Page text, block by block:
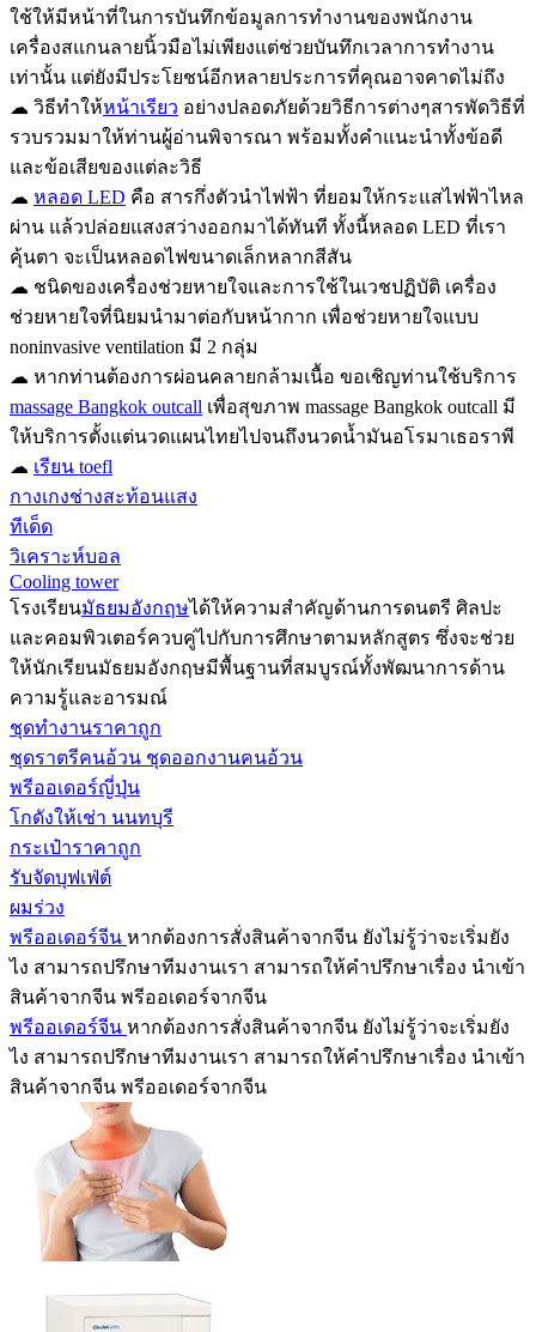
ใช้ให้มีหน้าที่ในการบันทึกข้อมูลการทำงานของพนักงาน
เครื่องสแกนลายนิ้วมือไม่เพียงแต่ช่วยบันทึกเวลาการทำงาน
เท่านั้น แต่ยังมีประโยชน์อีกหลายประการที่คุณอาจคาดไม่ถึง
☁ วิธีทำให้หน้าเรียว อย่างปลอดภัยด้วยวิธีการต่างๆสารพัดวิธีที่
รวบรวมมาให้ท่านผู้อ่านพิจารณา พร้อมทั้งคำแนะนำทั้งข้อดี
และข้อเสียของแต่ละวิธี
☁ หลอด LED คือ สารกึ่งตัวนำไฟฟ้า ที่ยอมให้กระแสไฟฟ้าไหล
ผ่าน แล้วปล่อยแสงสว่างออกมาได้ทันที ทั้งนี้หลอด LED ที่เรา
คุ้นตา จะเป็นหลอดไฟขนาดเล็กหลากสีสัน
☁ ชนิดของเครื่องช่วยหายใจและการใช้ในเวชปฏิบัติ เครื่อง
ช่วยหายใจที่นิยมนำมาต่อกับหน้ากาก เพื่อช่วยหายใจแบบ
noninvasive ventilation มี 2 กลุ่ม
☁ หากท่านต้องการผ่อนคลายกล้ามเนื้อ ขอเชิญท่านใช้บริการ
massage Bangkok outcall เพื่อสุขภาพ massage Bangkok outcall มี
ให้บริการตั้งแต่นวดแผนไทยไปจนถึงนวดน้ำมันอโรมาเธอราพี
☁ เรียน toefl
กางเกงช่างสะท้อนแสง
ทีเด็ด
วิเคราะห์บอล
Cooling tower
โรงเรียนมัธยมอังกฤษได้ให้ความสำคัญด้านการดนตรี ศิลปะ
และคอมพิวเตอร์ควบคู่ไปกับการศึกษาตามหลักสูตร ซึ่งจะช่วย
ให้นักเรียนมัธยมอังกฤษมีพื้นฐานที่สมบูรณ์ทั้งพัฒนาการด้าน
ความรู้และอารมณ์
ชุดทำงานราคาถูก
ชุดราตรีคนอ้วน ชุดออกงานคนอ้วน
พรีออเดอร์ญี่ปุ่น
โกดังให้เช่า นนทบุรี
กระเป๋าราคาถูก
รับจัดบุฟเฟ่ต์
ผมร่วง
พรีออเดอร์จีน หากต้องการสั่งสินค้าจากจีน ยังไม่รู้ว่าจะเริ่มยัง
ไง สามารถปรึกษาทีมงานเรา สามารถให้คำปรึกษาเรื่อง นำเข้า
สินค้าจากจีน พรีออเดอร์จากจีน
พรีออเดอร์จีน หากต้องการสั่งสินค้าจากจีน ยังไม่รู้ว่าจะเริ่มยัง
ไง สามารถปรึกษาทีมงานเรา สามารถให้คำปรึกษาเรื่อง นำเข้า
สินค้าจากจีน พรีออเดอร์จากจีน